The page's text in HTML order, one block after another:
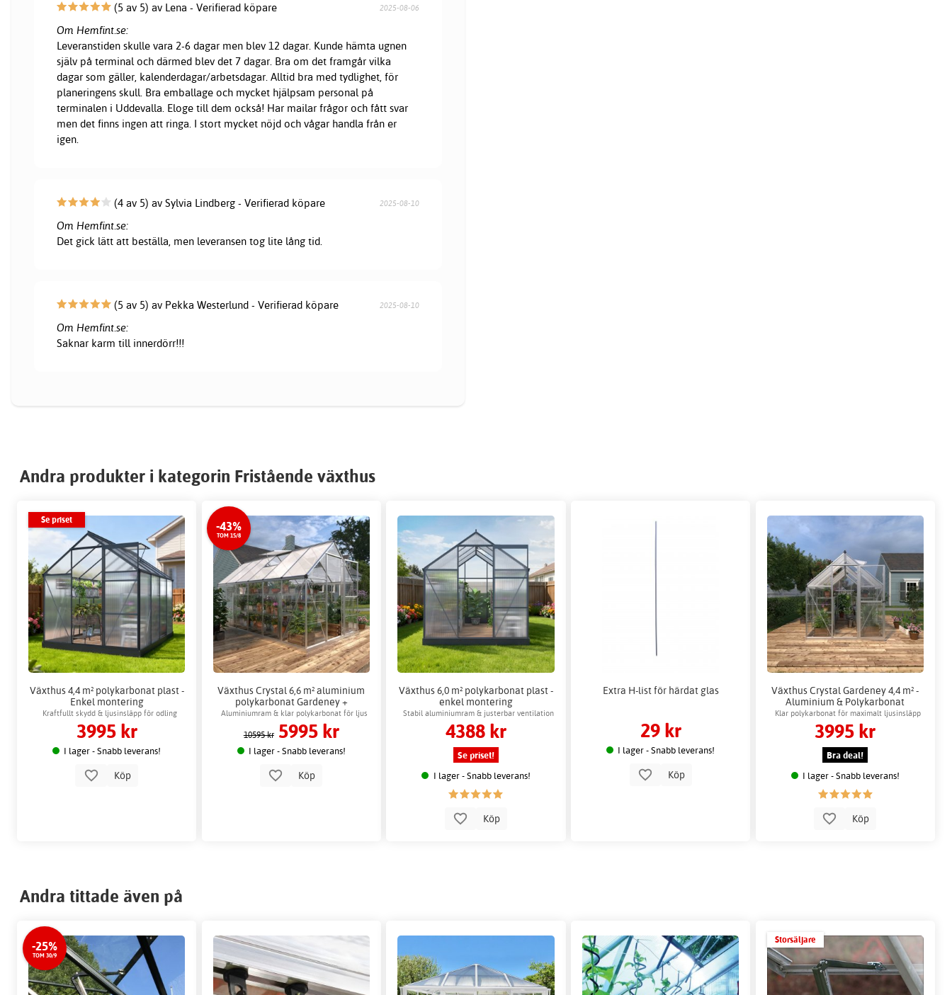
(5 av 5) av Lena - Verifierad köpare 2025-08-06
Om Hemfint.se:
Leveranstiden skulle vara 2-6 dagar men blev 12 dagar. Kunde hämta ugnen
själv på terminal och därmed blev det 7 dagar. Bra om det framgår vilka
dagar som gäller, kalenderdagar/arbetsdagar. Alltid bra med tydlighet, för
planeringens skull. Bra emballage och mycket hjälpsam personal på
terminalen i Uddevalla. Eloge till dem också! Har mailar frågor och fått svar
men det finns ingen att ringa. I stort mycket nöjd och vågar handla från er
igen.
(4 av 5) av Sylvia Lindberg - Verifierad köpare 2025-08-10
Om Hemfint.se:
Det gick lätt att beställa, men leveransen tog lite lång tid.
(5 av 5) av Pekka Westerlund - Verifierad köpare 2025-08-10
Om Hemfint.se:
Saknar karm till innerdörr!!!
Andra produkter i kategorin Fristående växthus
Se priset
Växthus 4,4 m² polykarbonat plast -
Enkel montering
Kraftfullt skydd & ljusinsläpp för odling
3995 kr
I lager - Snabb leverans!
Köp
-43%
TOM 15/8
Växthus Crystal 6,6 m² aluminium
polykarbonat Gardeney +
Växthusbord
Aluminiumram & klar polykarbonat för ljus
miljö
10595 kr 5995 kr
I lager - Snabb leverans!
Köp
Växthus 6,0 m² polykarbonat plast -
enkel montering
Stabil aluminiumram & justerbar ventilation
4388 kr
Se priset!
I lager - Snabb leverans!
Köp
Extra H-list för härdat glas
29 kr
I lager - Snabb leverans!
Köp
Växthus Crystal Gardeney 4,4 m² -
Aluminium & Polykarbonat
Klar polykarbonat för maximalt ljusinsläpp
3995 kr
Bra deal!
I lager - Snabb leverans!
Köp
Andra tittade även på
-25%
TOM 30/9
Storsäljare